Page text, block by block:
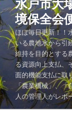
へ
ス
キ
プ
水戸市大
境保全会
ほぼ毎日更新！！
いる農地水から引
維持を目的とする
る資源向上支払、
面的機能支払に取
「農業機械」、
人の管理人がレポ